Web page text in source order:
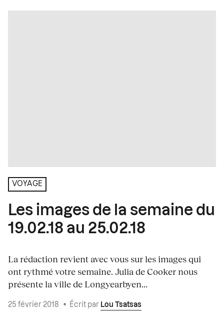
VOYAGE
Les images de la semaine du
19.02.18 au 25.02.18
La rédaction revient avec vous sur les images qui
ont rythmé votre semaine. Julia de Cooker nous
présente la ville de Longyearbyen...
25 février 2018 • Écrit par Lou Tsatsas